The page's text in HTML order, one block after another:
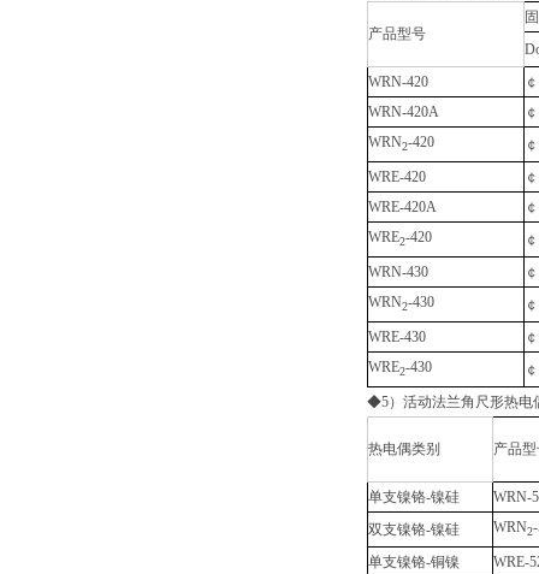
产品型号
WRN-420
WRN-420A
WRN2-420
WRE-420
WRE-420A
WRE2-420
WRN-430
WRN2-430
WRE-430
WRE2-430
◆5）活动法兰角尺形热电
热电偶类别 产品
单支镍铬-镍硅
WRN-
双支镍铬-镍硅
WRN2
单支镍铬-铜镍
WRE-